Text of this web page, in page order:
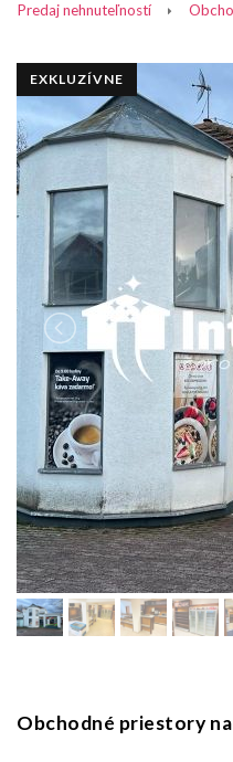
Predaj nehnuteľností
EXKLUZÍVNE
Obchodné priestory